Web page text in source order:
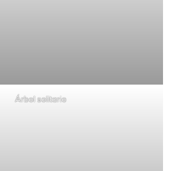
Árbol solitario